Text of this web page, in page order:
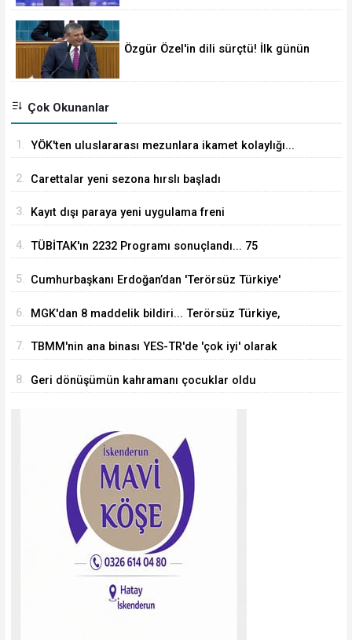
Özgür Özel'in dili sürçtü! İlk günün
Çok Okunanlar
1. YÖK'ten uluslararası mezunlara ikamet kolaylığı...
2. Carettalar yeni sezona hırslı başladı
3. Kayıt dışı paraya yeni uygulama freni
4. TÜBİTAK'ın 2232 Programı sonuçlandı... 75
5. Cumhurbaşkanı Erdoğan’dan 'Terörsüz Türkiye'
6. MGK'dan 8 maddelik bildiri... Terörsüz Türkiye,
7. TBMM'nin ana binası YES-TR'de 'çok iyi' olarak
8. Geri dönüşümün kahramanı çocuklar oldu